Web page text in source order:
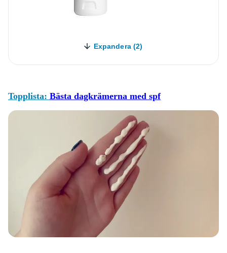
Expandera (2)
Topplista: Bästa dagkrämerna med spf